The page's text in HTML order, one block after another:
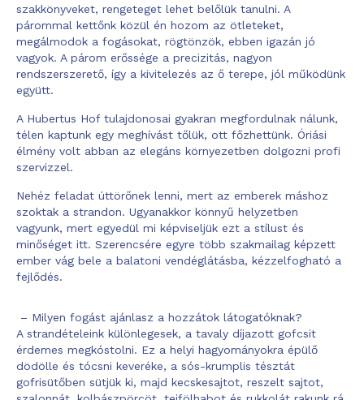
szakkönyveket, rengeteget lehet belőlük tanulni. A
párommal kettőnk közül én hozom az ötleteket,
megálmodok a fogásokat, rögtönzök, ebben igazán jó
vagyok. A párom erőssége a precizitás, nagyon
rendszerszerető, így a kivitelezés az ő terepe, jól működünk
együtt.
A Hubertus Hof tulajdonosai gyakran megfordulnak nálunk,
télen kaptunk egy meghívást tőlük, ott főzhettünk. Óriási
élmény volt abban az elegáns környezetben dolgozni profi
szervizzel.
Nehéz feladat úttörőnek lenni, mert az emberek máshoz
szoktak a strandon. Ugyanakkor könnyű helyzetben
vagyunk, mert egyedül mi képviseljük ezt a stílust és
minőséget itt. Szerencsére egyre több szakmailag képzett
ember vág bele a balatoni vendéglátásba, kézzelfogható a
fejlődés.
– Milyen fogást ajánlasz a hozzátok látogatóknak?
A strandételeink különlegesek, a tavaly díjazott gofcsit
érdemes megkóstolni. Ez a helyi hagyományokra épülő
dödölle és tócsni keveréke, a sós-krumplis tésztát
gofrisütőben sütjük ki, majd kecskesajtot, reszelt sajtot,